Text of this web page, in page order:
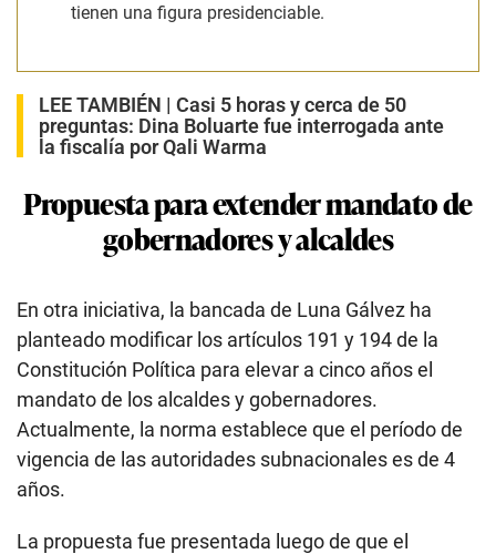
tienen una figura presidenciable.
LEE TAMBIÉN | Casi 5 horas y cerca de 50
preguntas: Dina Boluarte fue interrogada ante
la fiscalía por Qali Warma
Propuesta para extender mandato de
gobernadores y alcaldes
En otra iniciativa, la bancada de Luna Gálvez ha
planteado modificar los artículos 191 y 194 de la
Constitución Política para elevar a cinco años el
mandato de los alcaldes y gobernadores.
Actualmente, la norma establece que el período de
vigencia de las autoridades subnacionales es de 4
años.
La propuesta fue presentada luego de que el